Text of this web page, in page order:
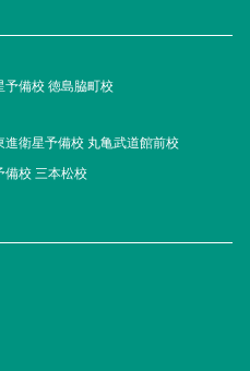
予備校 徳島脇町校
進衛星予備校 丸亀武道館前校
備校 三本松校